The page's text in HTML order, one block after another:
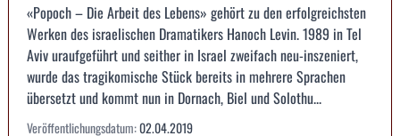
«Popoch – Die Arbeit des Lebens» gehört zu den erfolgreichsten
Werken des israelischen Dramatikers Hanoch Levin. 1989 in Tel
Aviv uraufgeführt und seither in Israel zweifach neu-inszeniert,
wurde das tragikomische Stück bereits in mehrere Sprachen
übersetzt und kommt nun in Dornach, Biel und Solothu...
Veröffentlichungsdatum:02.04.2019